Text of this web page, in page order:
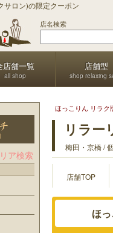
サロン)の限定クーポン
店名検索
店舗一覧
all shop
店舗型
shop relaxing
ほっこりん リラク
リラー
梅田・京橋 /
店舗TOP
ほ
ア検索